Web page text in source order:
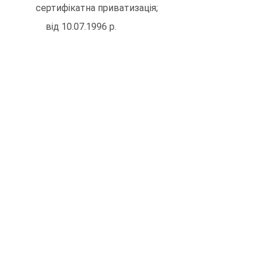
сертифікатна приватизація;
від 10.07.1996 р.